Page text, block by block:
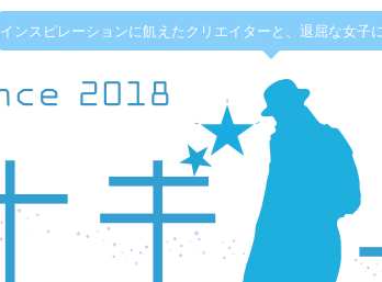
インスピレーションに飢えたクリエイターと、退屈な女子